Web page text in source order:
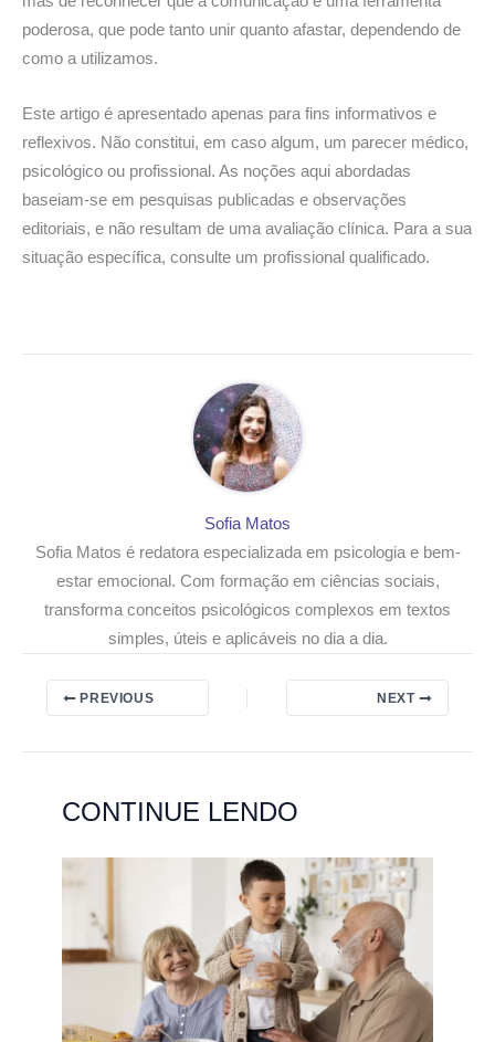
poderosa, que pode tanto unir quanto afastar, dependendo de
como a utilizamos.
Este artigo é apresentado apenas para fins informativos e
reflexivos. Não constitui, em caso algum, um parecer médico,
psicológico ou profissional. As noções aqui abordadas
baseiam-se em pesquisas publicadas e observações
editoriais, e não resultam de uma avaliação clínica. Para a sua
situação específica, consulte um profissional qualificado.
Sofia Matos
Sofia Matos é redatora especializada em psicologia e bem-
estar emocional. Com formação em ciências sociais,
transforma conceitos psicológicos complexos em textos
simples, úteis e aplicáveis no dia a dia.
PREVIOUS NEXT
CONTINUE LENDO